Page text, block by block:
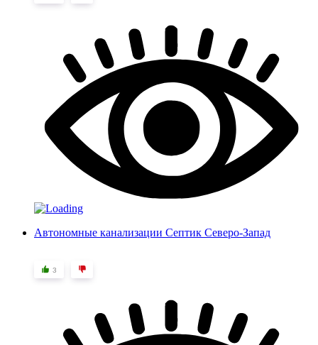
Автономные канализации Септик Северо-Запад
3